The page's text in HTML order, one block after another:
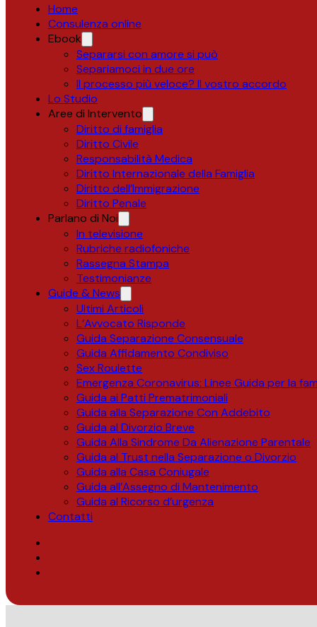
Home
Consulenza online
Ebook
Separarsi con amore si può
Separiamoci in due ore
Il processo più veloce? Il vostro accordo
Lo Studio
Aree di Intervento
Diritto di famiglia
Diritto Civile
Responsabilità Medica
Diritto Internazionale della Famiglia
Diritto dell’Immigrazione
Diritto Penale
Parlano di Noi
In televisione
Rubriche radiofoniche
Rassegna Stampa
Testimonianze
Guide & News
Ultimi Articoli
L’Avvocato Risponde
Guida Separazione Consensuale
Guida Affidamento Condiviso
Sex Roulette
Emergenza Coronavirus: Linee Guida per la
Guida ai Patti Prematrimoniali
Guida alla Separazione Con Addebito
Guida al Divorzio Breve
Guida Alla Sindrome Da Alienazione Parentale
Guida al Trust nella Separazione o Divorzio
Guida alla Casa Coniugale
Guida all’Assegno di Mantenimento
Guida al Ricorso d’urgenza
Contatti